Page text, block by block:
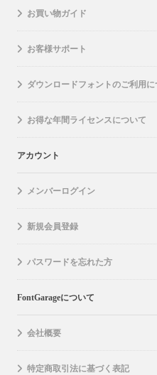
お買い物ガイド
お客様サポート
ダウンロードフォントのご利用に
お得な年間ライセンスについて
アカウント
メンバーログイン
新規会員登録
パスワードを忘れた方
FontGarageについて
会社概要
特定商取引法に基づく表記